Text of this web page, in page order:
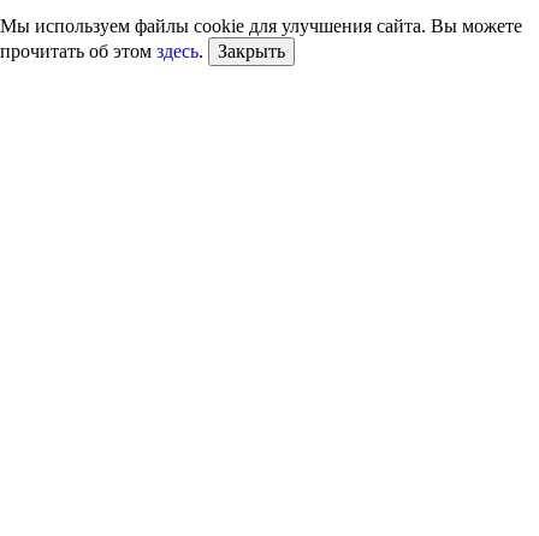
Мы используем файлы cookie для улучшения сайта. Вы можете
прочитать об этом здесь. Закрыть